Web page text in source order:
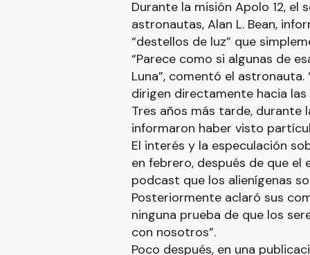
Durante la misión Apolo 12, el
astronautas, Alan L. Bean,
“destellos de luz” que
“Parece como si algunas de
Luna”, comentó el
dirigen directamente hacia las
Tres años más tarde, durante
informaron haber visto
El interés y la especulación
en febrero, después de que el
podcast que los alienígenas
Posteriormente aclaró sus
ninguna prueba de que los
con nosotros”.
Poco después, en una